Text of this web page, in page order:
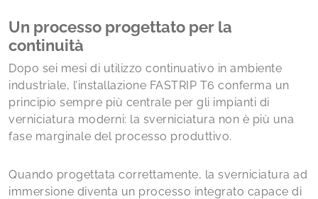
Un processo progettato per la
continuità
Dopo sei mesi di utilizzo continuativo in ambiente
industriale, l’installazione FASTRIP T6 conferma un
principio sempre più centrale per gli impianti di
verniciatura moderni: la sverniciatura non è più una
fase marginale del processo produttivo.
Quando progettata correttamente, la sverniciatura ad
immersione diventa un processo integrato capace di